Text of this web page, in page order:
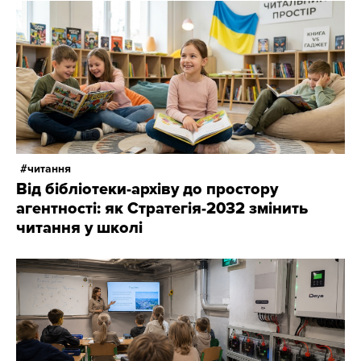
читання
Від бібліотеки-архіву до простору
агентності: як Стратегія-2032 змінить
читання у школі